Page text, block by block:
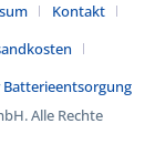
Kontakt
Batterieentsorgung
Alle Rechte